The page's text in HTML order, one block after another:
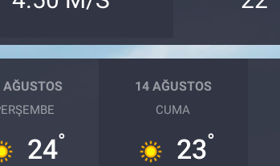
AĞUSTOS
24°
14 AĞUSTOS
CUMA
23°